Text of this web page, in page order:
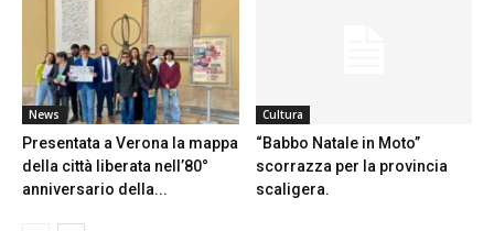
News
Presentata a Verona la mappa
della città liberata nell’80°
anniversario della...
Cultura
“Babbo Natale in Moto”
scorrazza per la provincia
scaligera.